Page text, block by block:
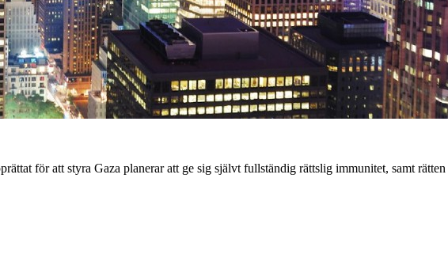
för att styra Gaza planerar att ge sig självt fullständig rättslig immunitet, samt